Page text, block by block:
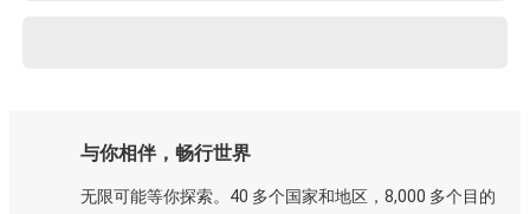
与你相伴，畅行世界
无限可能等你探索。40 多个国家和地区，8,000 多个目的